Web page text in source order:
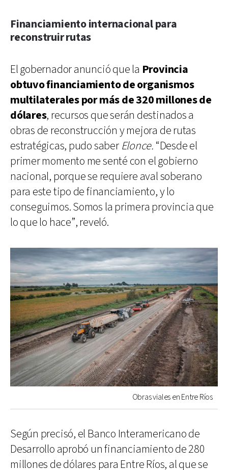
Financiamiento internacional para
reconstruir rutas
El gobernador anunció que la Provincia
obtuvo financiamiento de organismos
multilaterales por más de 320 millones de
dólares, recursos que serán destinados a
obras de reconstrucción y mejora de rutas
estratégicas, pudo saber Elonce. “Desde el
primer momento me senté con el gobierno
nacional, porque se requiere aval soberano
para este tipo de financiamiento, y lo
conseguimos. Somos la primera provincia que
lo que lo hace”, reveló.
Obras viales en Entre Ríos
Según precisó, el Banco Interamericano de
Desarrollo aprobó un financiamiento de 280
millones de dólares para Entre Ríos, al que se